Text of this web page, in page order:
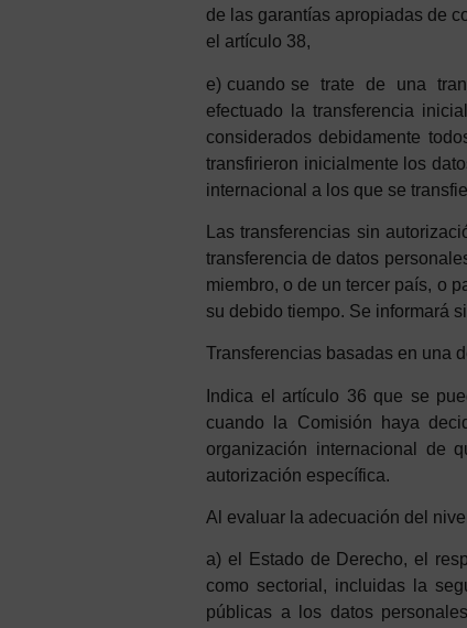
de las garantías apropiadas de
el artículo 38,
e) cuando se trate de una
efectuado la transferencia
considerados d ebidamente t
transfirieron inicialmente los
internacional a los que se
Las transferencias sin
transferencia de datos
miembro, o de un tercer país, o
su debido tiempo. Se informará
Transferencias basadas en una d
Indica el artículo 36 que se
cuando la Comisión haya
organización internacional de
autorización específica.
Al evaluar la ad ecuación d el nivel
a) el Estado de Derecho, el
como sectorial, incluidas la
públicas a los datos